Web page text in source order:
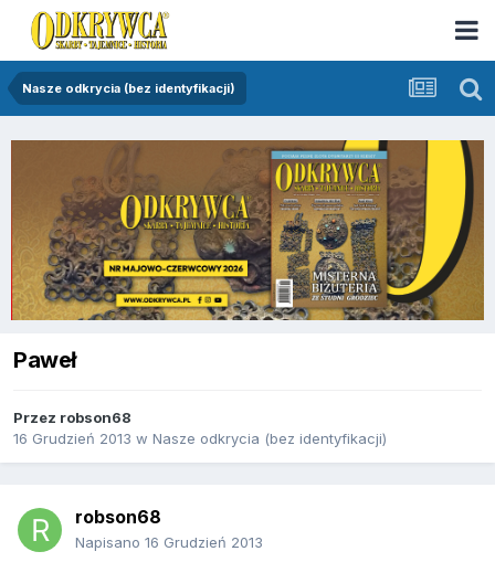
Nasze odkrycia (bez identyfikacji)
Paweł
Przez robson68
16 Grudzień 2013 w Nasze odkrycia (bez identyfikacji)
robson68
Napisano 16 Grudzień 2013